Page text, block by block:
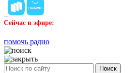
Сейчас в эфире:
помочь радио
Поиск